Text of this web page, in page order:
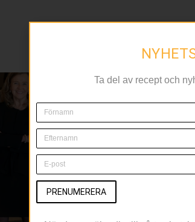
RELATERAT
RESTAURANG
Ta del av recept och
PRENUMERERA